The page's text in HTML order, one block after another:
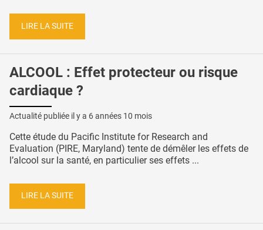
LIRE LA SUITE
ALCOOL : Effet protecteur ou risque
cardiaque ?
Actualité publiée il y a 6 années 10 mois
Cette étude du Pacific Institute for Research and
Evaluation (PIRE, Maryland) tente de démêler les effets de
l’alcool sur la santé, en particulier ses effets ...
LIRE LA SUITE